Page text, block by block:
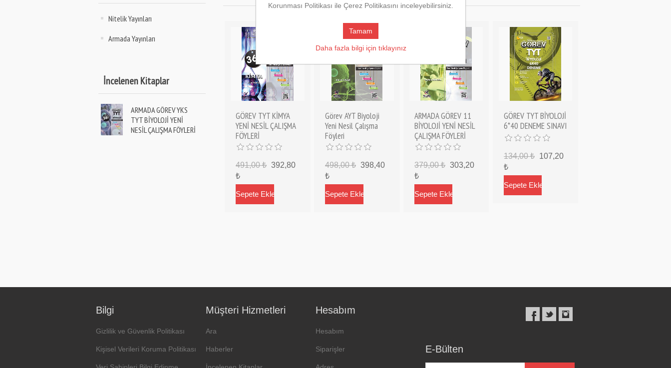
Nitelik Yayınları
Armada Yayınları
İncelenen Kitaplar
ARMADA GÖREV YKS
TYT BİYOLOJİ YENİ
NESİL ÇALIŞMA FÖYLERİ
GÖREV TYT KİMYA
YENİ NESİL ÇALIŞMA
FÖYLERİ
491,00 ₺ 392,80
₺
Görev AYT Biyoloji
Yeni Nesil Çalışma
Föyleri
498,00 ₺ 398,40
₺
ARMADA GÖREV 11
BİYOLOJİ YENİ NESİL
ÇALIŞMA FÖYLERİ
379,00 ₺ 303,20
₺
GÖREV TYT BİYOLOJİ
6*40 DENEME SINAVI
134,00 ₺
107,20
₺
Bilgi
Gizlilik ve Güvenlik Politikası
Kişisel Verileri Koruma Politikası
Müşteri Hizmetleri
Ara
Haberler
Hesabım
Hesabım
Siparişler E-Bülten
Korunması Politikası ile Çerez Politikasını inceleyebilirsiniz.
Tamam
Daha fazla bilgi için tıklayınız